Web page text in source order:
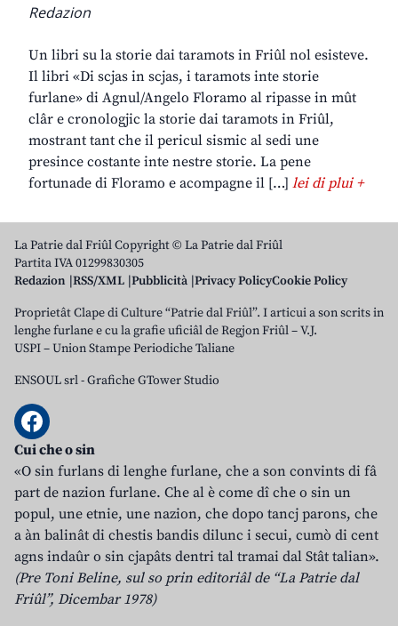
Redazion
Un libri su la storie dai taramots in Friûl nol esisteve.
Il libri «Di scjas in scjas, i taramots inte storie
furlane» di Agnul/Angelo Floramo al ripasse in mût
clâr e cronologjic la storie dai taramots in Friûl,
mostrant tant che il pericul sismic al sedi une
presince costante inte nestre storie. La pene
fortunade di Floramo e acompagne il […] lei di plui +
La Patrie dal Friûl Copyright © La Patrie dal Friûl
Partita IVA 01299830305
Redazion RSS/XML Pubblicità Privacy PolicyCookie Policy
Proprietât Clape di Culture “Patrie dal Friûl”. I articui a son scrits in
lenghe furlane e cu la grafie uficiâl de Regjon Friûl – V.J.
USPI – Union Stampe Periodiche Taliane
ENSOUL srl-Grafiche GTower Studio
Cui che o sin
«O sin furlans di lenghe furlane, che a son convints di fâ
part de nazion furlane. Che al è come dî che o sin un
popul, une etnie, une nazion, che dopo tancj parons, che
a àn balinât di chestis bandis dilunc i secui, cumò di cent
agns indaûr o sin cjapâts dentri tal tramai dal Stât talian».
(Pre Toni Beline, sul so prin editoriâl de “La Patrie dal
Friûl”, Dicembar 1978)